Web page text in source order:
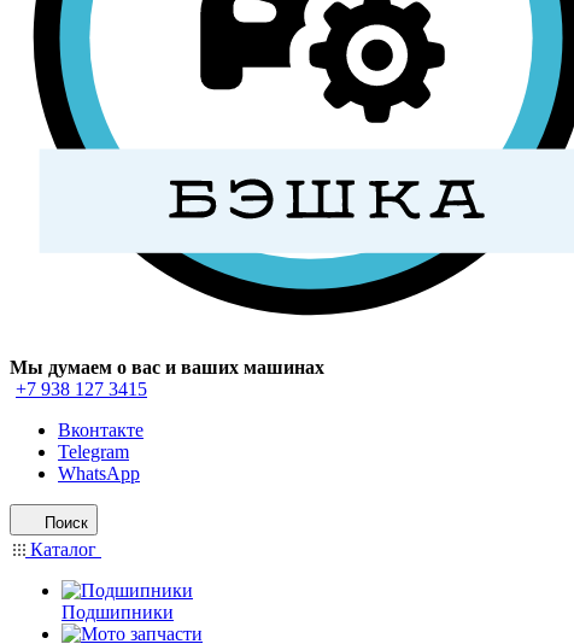
Мы думаем о вас и ваших машинах
+7 938 127 3415
Вконтакте
Telegram
WhatsApp
Поиск
Каталог
Подшипники